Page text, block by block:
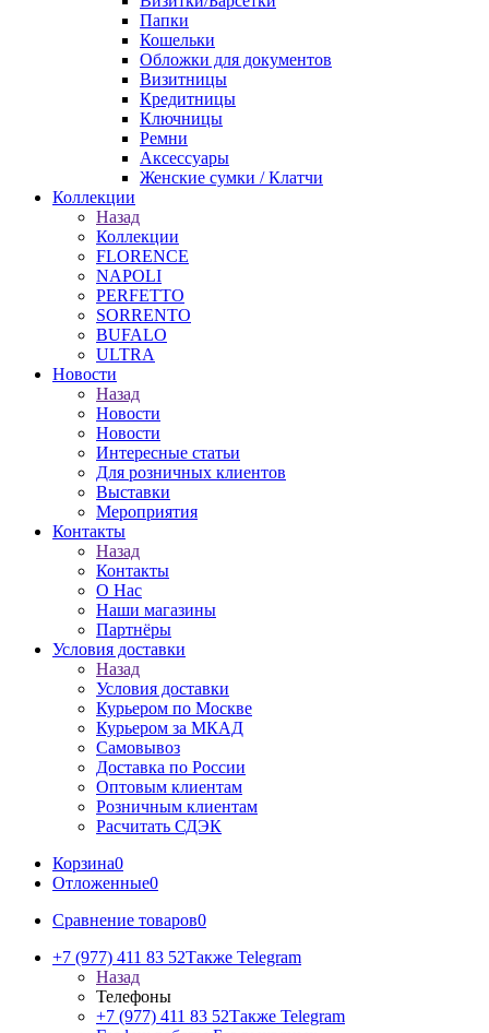
Папки
Кошельки
Обложки для документов
Визитницы
Кредитницы
Ключницы
Ремни
Аксессуары
Женские сумки / Клатчи
Коллекции
Назад
Коллекции
FLORENCE
NAPOLI
PERFETTO
SORRENTO
BUFALO
ULTRA
Новости
Назад
Новости
Новости
Интересные статьи
Для розничных клиентов
Выставки
Мероприятия
Контакты
Назад
Контакты
О Нас
Наши магазины
Партнёры
Условия доставки
Назад
Условия доставки
Курьером по Москве
Курьером за МКАД
Самовывоз
Доставка по России
Оптовым клиентам
Розничным клиентам
Расчитать СДЭК
Корзина0
Отложенные0
Сравнение товаров0
+7 (977) 411 83 52Также Telegram
Назад
Телефоны
+7 (977) 411 83 52Также Telegram